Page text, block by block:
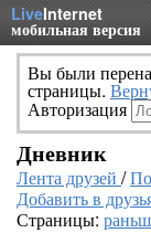
LiveInternet
мобильная версия
Вы были
страницы.
Авторизация
Дневник
Лента друзей /
Добавить в
Страницы: